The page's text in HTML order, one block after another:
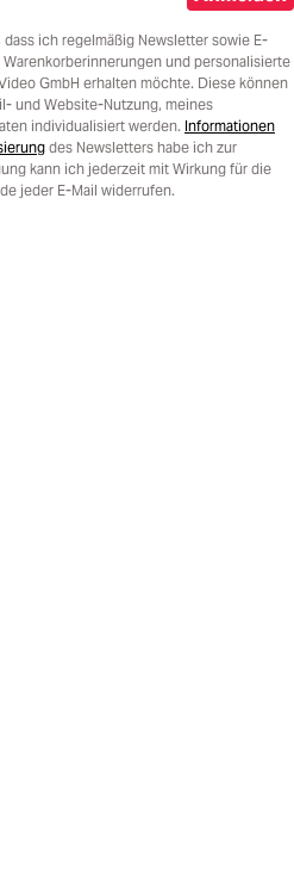
ich regelmäßig Newsletter sowie E-
und personalisierte
GmbH erhalten möchte. Diese können
und Website-Nutzung, meines
individualisiert werden. Informationen
des Newsletters habe ich zur
kann ich jederzeit mit Wirkung für die
jeder E-Mail widerrufen.